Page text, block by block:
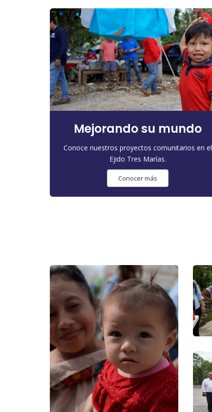
Mejorando su mundo
Conoce nuestros proyectos comunitarios en el
Ejido Tres Marías.
Conocer más